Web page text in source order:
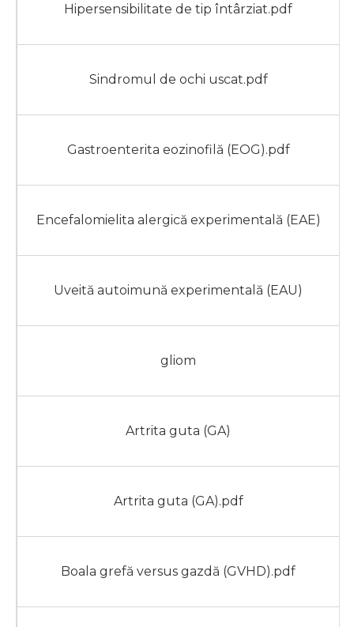
Hipersensibilitate de tip întârziat.pdf
Sindromul de ochi uscat.pdf
Gastroenterita eozinofilă (EOG).pdf
Encefalomielita alergică experimentală (EAE)
Uveită autoimună experimentală (EAU)
gliom
Artrita guta (GA)
Artrita guta (GA).pdf
Boala grefă versus gazdă (GVHD).pdf